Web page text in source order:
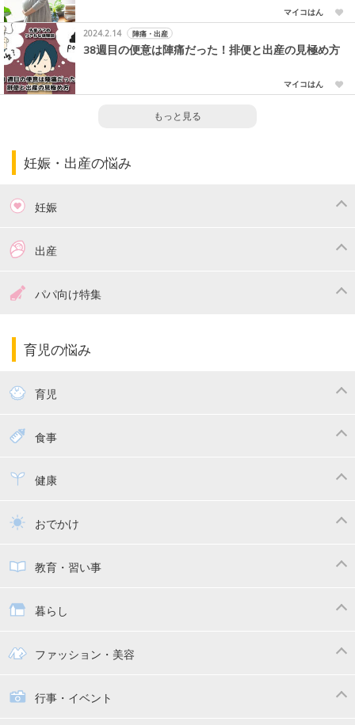
マイコはん
2024.2.14
陣痛・出産
38週目の便意は陣痛だった！排便と出産の見極め方
マイコはん
もっと見る
妊娠・出産の悩み
妊娠
つわり
妊娠中の食事
出産
出産準備パパ向け特集
パパ向け特集
育児の悩み
育児
赤ちゃんのお世話
寝かしつけ
トイトレ
食事
離乳食健康
乳幼児健診・予防接種
おでかけ
子供とおでかけ
抱っこ紐
教育・習い事
教育・習い事
幼稚園
絵本
暮らし
ママの日常
家族関係・夫婦関係
ファッション・美容
子供の服・ファッション
行事・イベント